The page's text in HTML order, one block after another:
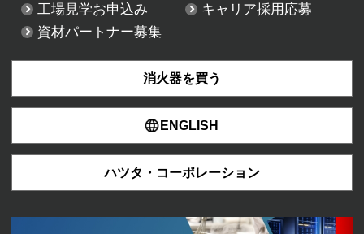
工場見学お申込み
キャリア採用応募
資材パートナー募集
消火器を買う
ENGLISH
ハツタ・コーポレーション